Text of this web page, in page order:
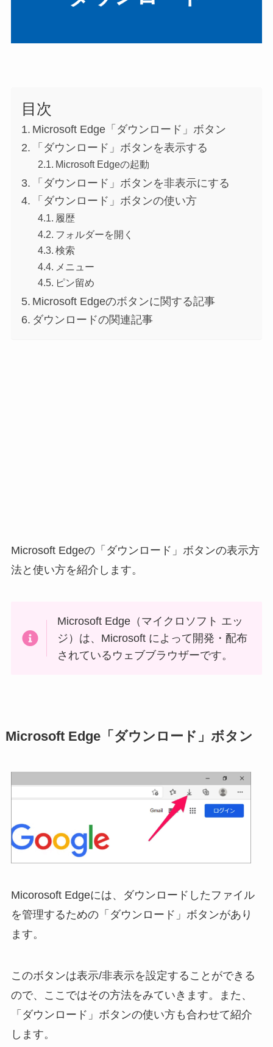
目次
Microsoft Edge「ダウンロード」ボタン
「ダウンロード」ボタンを表示する
Microsoft Edgeの起動
「ダウンロード」ボタンを非表示にする
「ダウンロード」ボタンの使い方
履歴
フォルダーを開く
検索
メニュー
ピン留め
Microsoft Edgeのボタンに関する記事
ダウンロードの関連記事
Microsoft Edgeの「ダウンロード」ボタンの表示方
法と使い方を紹介します。
Microsoft Edge（マイクロソフト エッ
ジ）は、Microsoft によって開発・配布
されているウェブブラウザーです。
Microsoft Edge「ダウンロード」ボタン
Micorosoft Edgeには、ダウンロードしたファイル
を管理するための「ダウンロード」ボタンがあり
ます。
このボタンは表示/非表示を設定することができる
ので、ここではその方法をみていきます。また、
「ダウンロード」ボタンの使い方も合わせて紹介
します。